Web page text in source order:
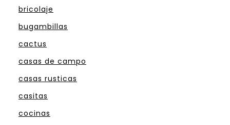
bricolaje
bugambillas
cactus
casas de campo
casas rusticas
casitas
cocinas